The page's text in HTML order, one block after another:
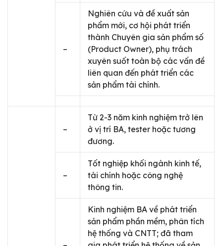
–
Nghiên cứu và đề xuất sản
phẩm mới, cơ hội phát triển
thành Chuyên gia sản phẩm số
(Product Owner), phụ trách
xuyên suốt toàn bộ các vấn đề
liên quan đến phát triển các
sản phẩm tài chính.
–
Từ 2-3 năm kinh nghiệm trở lên
ở vị trí BA, tester hoặc tương
đương.
–
Tốt nghiệp khối ngành kinh tế,
tài chính hoặc công nghệ
thông tin.
Kinh nghiệm BA về phát triển
sản phẩm phần mềm, phân tích
hệ thống và CNTT; đã tham